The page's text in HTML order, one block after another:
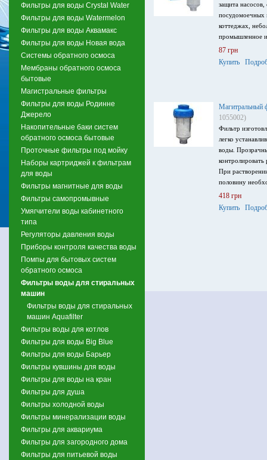
Фильтры для воды Crystal Water
Фильтры для воды Watermelon
Фильтры для воды Аквамакс
Фильтры для воды Новая вода
Системы обратного осмоса
Мембраны обратного осмоса
бытовые
Магистральные фильтры
Фильтры для воды Родинне
Джерело
Накопительные баки систем
обратного осмоса бытовые
Проточные фильтры под мойку
Наборы картриджей к фильтрам
для воды
Фильтры магнитные для воды
Фильтры самопромывные
Умягчители воды кабинетного
типа
Регуляторы давления воды
Приборы контроля качества воды
Помпы для бытовых систем
обратного осмоса
Фильтры воды для стиральных
машин
Фильтры воды для стиральных
машин Aquafilter
Фильтры воды для котлов
Фильтры для воды Big Blue
Фильтры для воды Барьер
Фильтры кувшины для воды
Фильтры для воды на кран
Фильтры для душа
Фильтры холодной воды
Фильтры минерализации воды
Фильтры для аквариума
Фильтры для загородного дома
Фильтры для питьевой воды
защита
посудомоечных
коттеджах,
промышленное
87 грн
Купить
Магитральный
1055002)
Фильтр
легко
воды.
При
половину
418 грн
Купить